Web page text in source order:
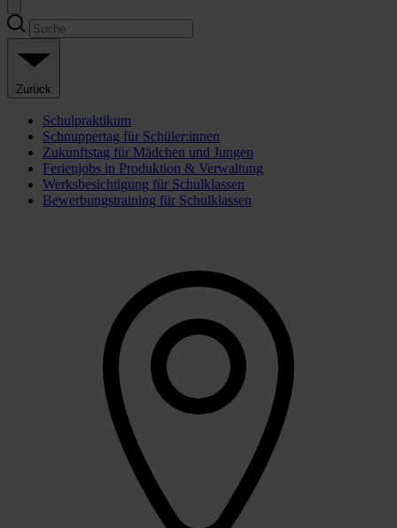
Zurück
Schulpraktikum
Schnuppertag für Schüler:innen
Zukunftstag für Mädchen und Jungen
Ferienjobs in Produktion & Verwaltung
Werksbesichtigung für Schulklassen
Bewerbungstraining für Schulklassen